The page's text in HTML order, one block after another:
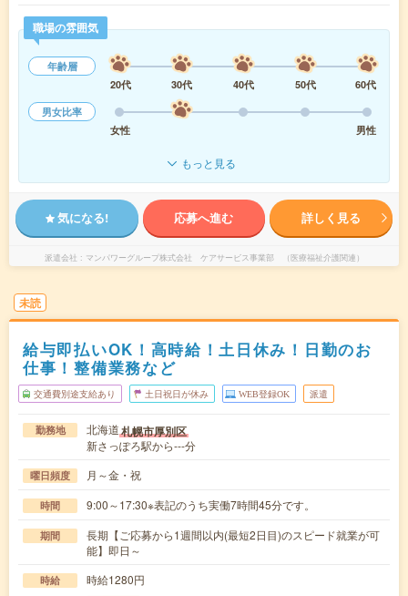
職場の雰囲気
年齢層
20代
30代 40代 50代
60代
男女比率
女性
男性
もっと見る
気になる! 応募へ進む 詳しく見る
派遣会社 マンパワーグループ株式会社 ケアサービス事業部 （医療福祉介護関連）
未読
給与即払いOK！高時給！土日休み！日勤のお
仕事！整備業務など
交通費別途支給あり 土日祝日が休み WEB登録OK 派遣
勤務地 北海道札幌市厚別区
新さっぽろ駅から---分
曜日頻度 月～金・祝
時間 9:00～17:30※表記のうち実働7時間45分です。
期間
長期【ご応募から1週間以内(最短2日目)のスピード就業が可
能】即日～
時給 時給1280円